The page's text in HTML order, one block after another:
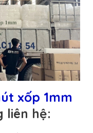
xốp 1mm
liên hệ: